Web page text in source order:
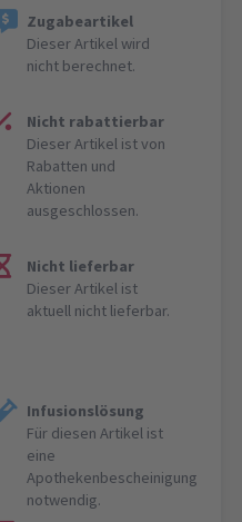
Zugabeartikel
Dieser Artikel wird
nicht berechnet.
Nicht rabattierbar
Dieser Artikel ist von
Rabatten und
Aktionen
ausgeschlossen.
Nicht lieferbar
Dieser Artikel ist
aktuell nicht lieferbar.
Infusionslösung
Für diesen Artikel ist
eine
Apothekenbescheinigung
notwendig.